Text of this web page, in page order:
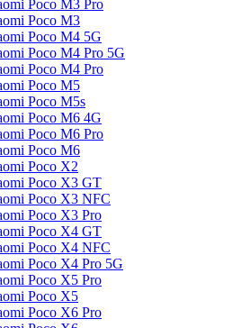
Poco M3 Pro
Poco M3
Poco M4 5G
Poco M4 Pro 5G
Poco M4 Pro
Poco M5
Poco M5s
Poco M6 4G
Poco M6 Pro
Poco M6
Poco X2
Poco X3 GT
Poco X3 NFC
Poco X3 Pro
Poco X4 GT
Poco X4 NFC
Poco X4 Pro 5G
Poco X5 Pro
Poco X5
Poco X6 Pro